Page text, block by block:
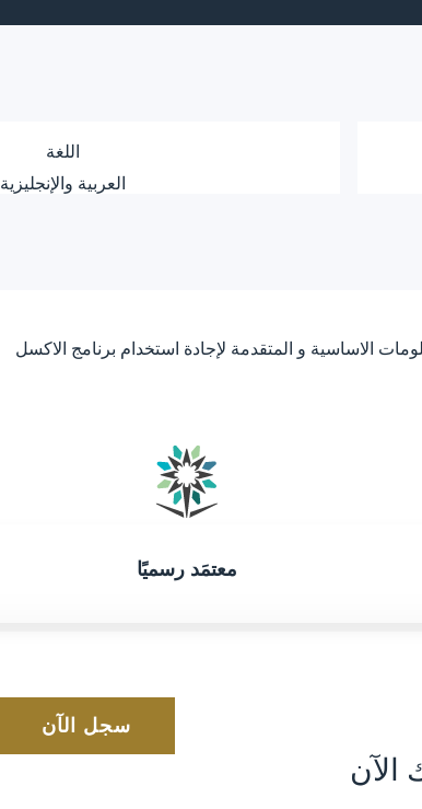
اللغة
العربية والإنجليزية
الاساسية و المتقدمة لإجادة استخدام برنامج الاكسل
معتمَد رسميًا
الآن
سجل الآن